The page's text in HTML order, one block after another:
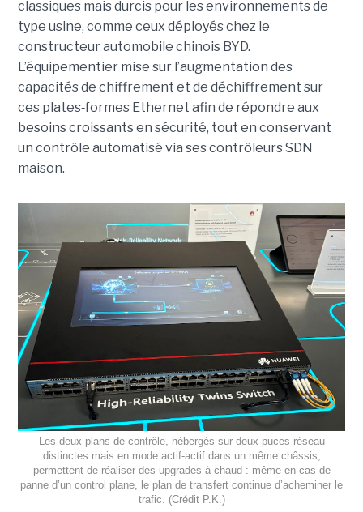
classiques mais durcis pour les environnements de
type usine, comme ceux déployés chez le
constructeur automobile chinois BYD.
L’équipementier mise sur l’augmentation des
capacités de chiffrement et de déchiffrement sur
ces plates‑formes Ethernet afin de répondre aux
besoins croissants en sécurité, tout en conservant
un contrôle automatisé via ses contrôleurs SDN
maison.
Les deux plans de contrôle, hébergés sur deux puces réseau
distinctes mais en mode actif‑actif dans un même châssis,
permettent de réaliser des upgrades à chaud : même en cas de
panne d’un control plane, le plan de transfert continue d’acheminer le
trafic. (Crédit P.K.)